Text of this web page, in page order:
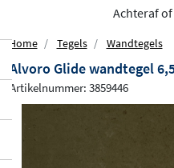
Achteraf
Home Tegels Wandtegels
Alvoro Glide wandtegel
Artikelnummer: 3859446